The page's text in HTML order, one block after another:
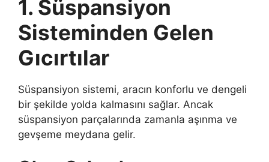
1. Süspansiyon
Sisteminden Gelen
Gıcırtılar
Süspansiyon sistemi, aracın konforlu ve dengeli
bir şekilde yolda kalmasını sağlar. Ancak
süspansiyon parçalarında zamanla aşınma ve
gevşeme meydana gelir.